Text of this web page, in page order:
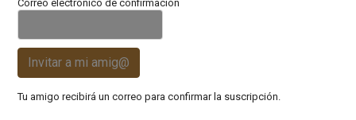
Correo electrónico de confirmación
Invitar a mi amig@
Tu amigo recibirá un correo para confirmar la suscripción.